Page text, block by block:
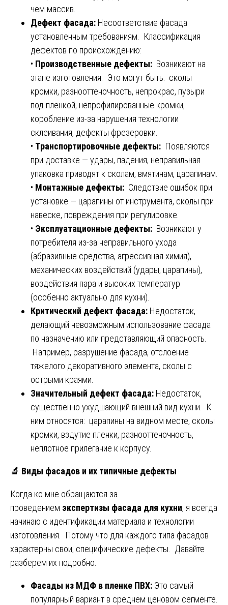
чем массив.
Дефект фасада: Несоответствие фасада
установленным требованиям. Классификация
дефектов по происхождению:
• Производственные дефекты: Возникают на
этапе изготовления. Это могут быть: сколы
кромки, разнооттеночность, непрокрас, пузыри
под пленкой, непрофилированные кромки,
коробление из-за нарушения технологии
склеивания, дефекты фрезеровки.
• Транспортировочные дефекты: Появляются
при доставке — удары, падения, неправильная
упаковка приводят к сколам, вмятинам, царапинам.
• Монтажные дефекты: Следствие ошибок при
установке — царапины от инструмента, сколы при
навеске, повреждения при регулировке.
• Эксплуатационные дефекты: Возникают у
потребителя из-за неправильного ухода
(абразивные средства, агрессивная химия),
механических воздействий (удары, царапины),
воздействия пара и высоких температур
(особенно актуально для кухни).
Критический дефект фасада: Недостаток,
делающий невозможным использование фасада
по назначению или представляющий опасность.
Например, разрушение фасада, отслоение
тяжелого декоративного элемента, сколы с
острыми краями.
Значительный дефект фасада: Недостаток,
существенно ухудшающий внешний вид кухни. К
ним относятся: царапины на видном месте, сколы
кромки, вздутие пленки, разнооттеночность,
неплотное прилегание к корпусу.
🔬 Виды фасадов и их типичные дефекты
Когда ко мне обращаются за
проведением экспертизы фасада для кухни, я всегда
начинаю с идентификации материала и технологии
изготовления. Потому что для каждого типа фасадов
характерны свои, специфические дефекты. Давайте
разберем их подробно.
Фасады из МДФ в пленке ПВХ: Это самый
популярный вариант в среднем ценовом сегменте.